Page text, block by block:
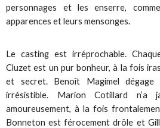
personnages et les enserre,
apparences et leurs mensonges.
Le casting est irréprochable.
Cluzet est un pur bonheur, à la fois
et secret. Benoît Magimel dégage
irrésistible. Marion Cotillard n’a
amoureusement, à la fois
Bonneton est férocement drôle et